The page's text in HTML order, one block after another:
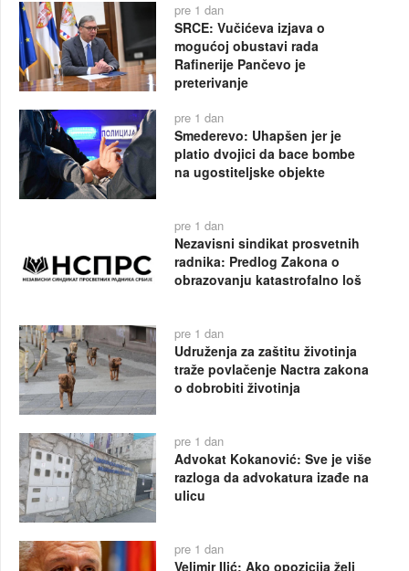
pre 1 dan
SRCE: Vučićeva izjava o
mogućoj obustavi rada
Rafinerije Pančevo je
preterivanje
pre 1 dan
Smederevo: Uhapšen jer je
platio dvojici da bace bombe
na ugostiteljske objekte
pre 1 dan
Nezavisni sindikat prosvetnih
radnika: Predlog Zakona o
obrazovanju katastrofalno loš
pre 1 dan
Udruženja za zaštitu životinja
traže povlačenje Nactra zakona
o dobrobiti životinja
pre 1 dan
Advokat Kokanović: Sve je više
razloga da advokatura izađe na
ulicu
pre 1 dan
Velimir Ilić: Ako opozicija želi